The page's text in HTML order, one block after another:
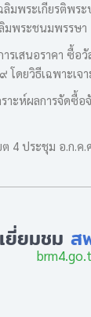
ลิมพระเกียรติพร
มพระชนมพรรษา
รเสนอราคา ซื้อ
ดยวิธีเฉพาะเจา
ราะห์ผลการจัดซื้
4 ประชุม อ.ก.ค
ยมชม ส